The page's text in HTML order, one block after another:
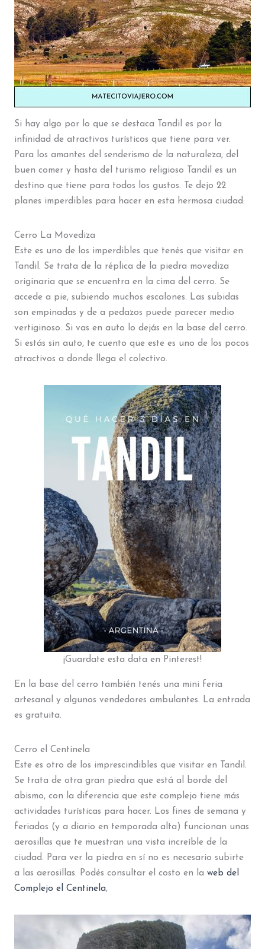
Si hay algo por lo que se destaca Tandil es por la
infinidad de atractivos turísticos que tiene para ver.
Para los amantes del senderismo de la naturaleza, del
buen comer y hasta del turismo religioso Tandil es un
destino que tiene para todos los gustos. Te dejo 22
planes imperdibles para hacer en esta hermosa ciudad:
Cerro La Movediza
Este es uno de los imperdibles que tenés que visitar en
Tandil. Se trata de la réplica de la piedra movediza
originaria que se encuentra en la cima del cerro. Se
accede a pie, subiendo muchos escalones. Las subidas
son empinadas y de a pedazos puede parecer medio
vertiginoso. Si vas en auto lo dejás en la base del cerro.
Si estás sin auto, te cuento que este es uno de los pocos
atractivos a donde llega el colectivo.
¡Guardate esta data en Pinterest!
En la base del cerro también tenés una mini feria
artesanal y algunos vendedores ambulantes. La entrada
es gratuita.
Cerro el Centinela
Este es otro de los imprescindibles que visitar en Tandil.
Se trata de otra gran piedra que está al borde del
abismo, con la diferencia que este complejo tiene más
actividades turísticas para hacer. Los fines de semana y
feriados (y a diario en temporada alta) funcionan unas
aerosillas que te muestran una vista increíble de la
ciudad. Para ver la piedra en sí no es necesario subirte
a las aerosillas. Podés consultar el costo en la web del
Complejo el Centinela,